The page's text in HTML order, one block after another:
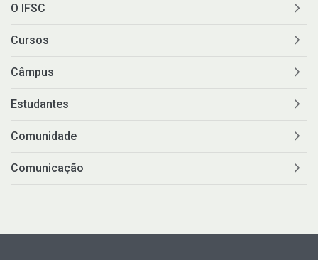
O IFSC
Cursos
Câmpus
Estudantes
Comunidade
Comunicação